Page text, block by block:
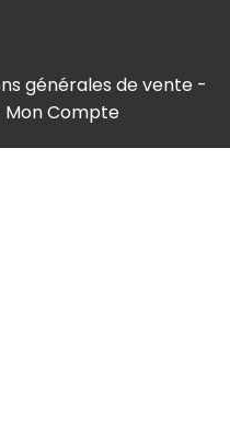
générales de vente
Mon Compte